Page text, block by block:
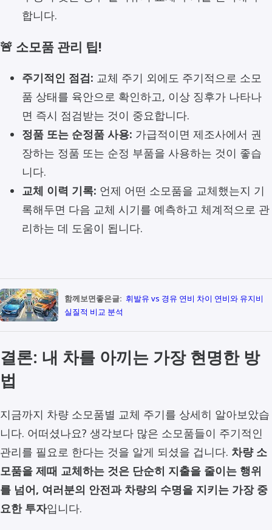
합니다.
🚨 소모품 관리 팁!
주기적인 점검: 교체 주기 외에도 주기적으로 소모
품 상태를 육안으로 확인하고, 이상 징후가 나타나
면 즉시 점검받는 것이 중요합니다.
정품 또는 순정품 사용: 가급적이면 제조사에서 권
장하는 정품 또는 순정 부품을 사용하는 것이 좋습
니다.
교체 이력 기록: 언제 어떤 소모품을 교체했는지 기
록해두면 다음 교체 시기를 예측하고 체계적으로 관
리하는 데 도움이 됩니다.
함께보면좋은글: 휘발유 vs 경유 연비 차이 연비와 유지비
실질적 비교 분석
결론: 내 차를 아끼는 가장 현명한 방
법
지금까지 차량 소모품별 교체 주기를 상세히 알아보았습
니다. 어떠셨나요? 생각보다 많은 소모품들이 주기적인
관리를 필요로 한다는 것을 알게 되셨을 겁니다. 차량 소
모품을 제때 교체하는 것은 단순히 지출을 줄이는 행위
를 넘어, 여러분의 안전과 차량의 수명을 지키는 가장 중
요한 투자입니다.